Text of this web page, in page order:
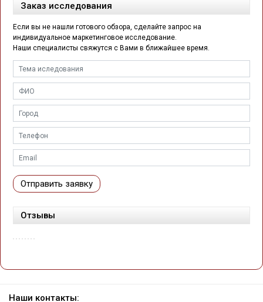
Заказ исследования
Если вы не нашли готового обзора, сделайте запрос на
индивидуальное маркетинговое исследование.
Наши специалисты свяжутся с Вами в ближайшее время.
Отправить заявку
Отзывы
Наши контакты: